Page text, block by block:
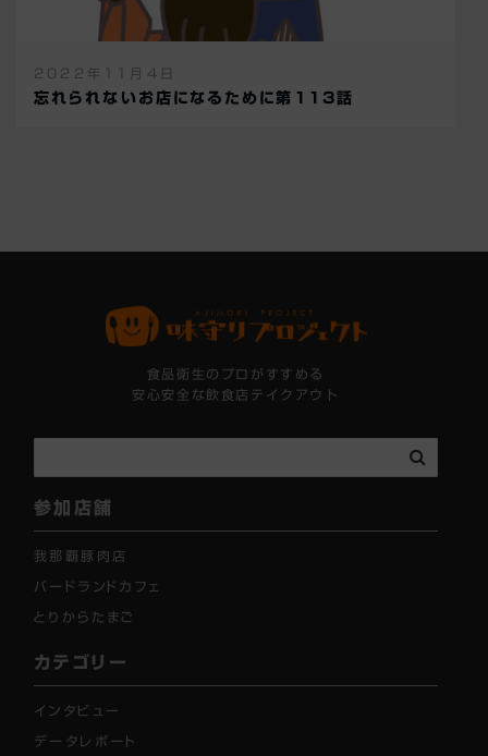
2022年11月4日
忘れられないお店になるために第113話
食品衛生のプロがすすめる
安心安全な飲食店テイクアウト
参加店舗
我那覇豚肉店
バードランドカフェ
とりからたまご
カテゴリー
インタビュー
データレポート